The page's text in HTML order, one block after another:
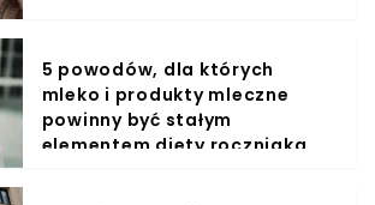
5 powodów, dla których
mleko i produkty mleczne
powinny być stałym
elementem diety roczniaka